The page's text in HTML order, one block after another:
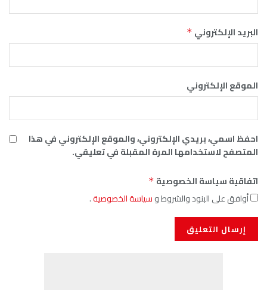
البريد الإلكتروني *
الموقع الإلكتروني
احفظ اسمي، بريدي الإلكتروني، والموقع الإلكتروني في هذا
المتصفح لاستخدامها المرة المقبلة في تعليقي.
اتفاقية سياسة الخصوصية *
أوافق على البنود والشروط وسياسة الخصوصية.